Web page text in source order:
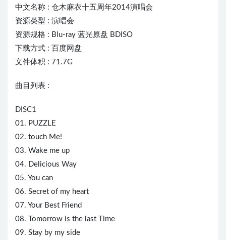
中文名称 : 仓木麻衣十五周年2014演唱会
资源类型 : 演唱会
资源规格 : Blu-ray 蓝光原盘 BDISO
下载方式 : 百度网盘
文件体积 : 71.7G
曲目列表 :
DISC1
01. PUZZLE
02. touch Me!
03. Wake me up
04. Delicious Way
05. You can
06. Secret of my heart
07. Your Best Friend
08. Tomorrow is the last Time
09. Stay by my side